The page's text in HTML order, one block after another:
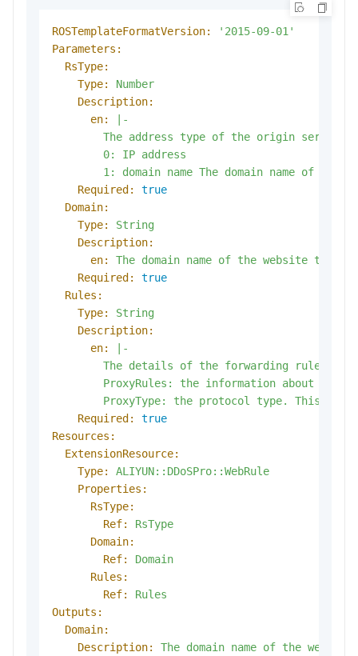
ROSTemplateFormatVersion:
'2015-09-01'
Parameters:
RsType:
Type:
Number
Description:
en:
|-
The address type of the origin server.
        0: IP address
Required:
true
Domain:
Type:
String
Description:
en:
The domain name of the website that
Required:
true
Rules:
Type:
String
Description:
en:
|-
The details of the forwarding rule.
ProxyRules: the information about the
Required:
true
Resources:
ExtensionResource:
Type:
ALIYUN::DDoSPro::WebRule
Properties:
RsType:
Ref:
RsType
Domain:
Ref:
Domain
Rules:
Ref:
Rules
Outputs:
Domain:
Description:
The domain name of the website